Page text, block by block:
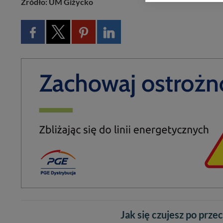
Jak się czujesz po
Administratorem
W każdej chwili
przetwarzania.
informacji
przypadkach nie
Dziękujemy, i